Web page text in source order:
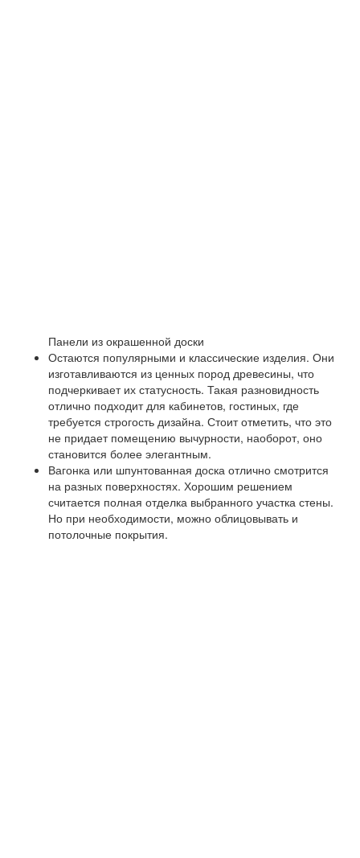
Панели из окрашенной доски
Остаются популярными и классические изделия. Они
изготавливаются из ценных пород древесины, что
подчеркивает их статусность. Такая разновидность
отлично подходит для кабинетов, гостиных, где
требуется строгость дизайна. Стоит отметить, что это
не придает помещению вычурности, наоборот, оно
становится более элегантным.
Вагонка или шпунтованная доска отлично смотрится
на разных поверхностях. Хорошим решением
считается полная отделка выбранного участка стены.
Но при необходимости, можно облицовывать и
потолочные покрытия.